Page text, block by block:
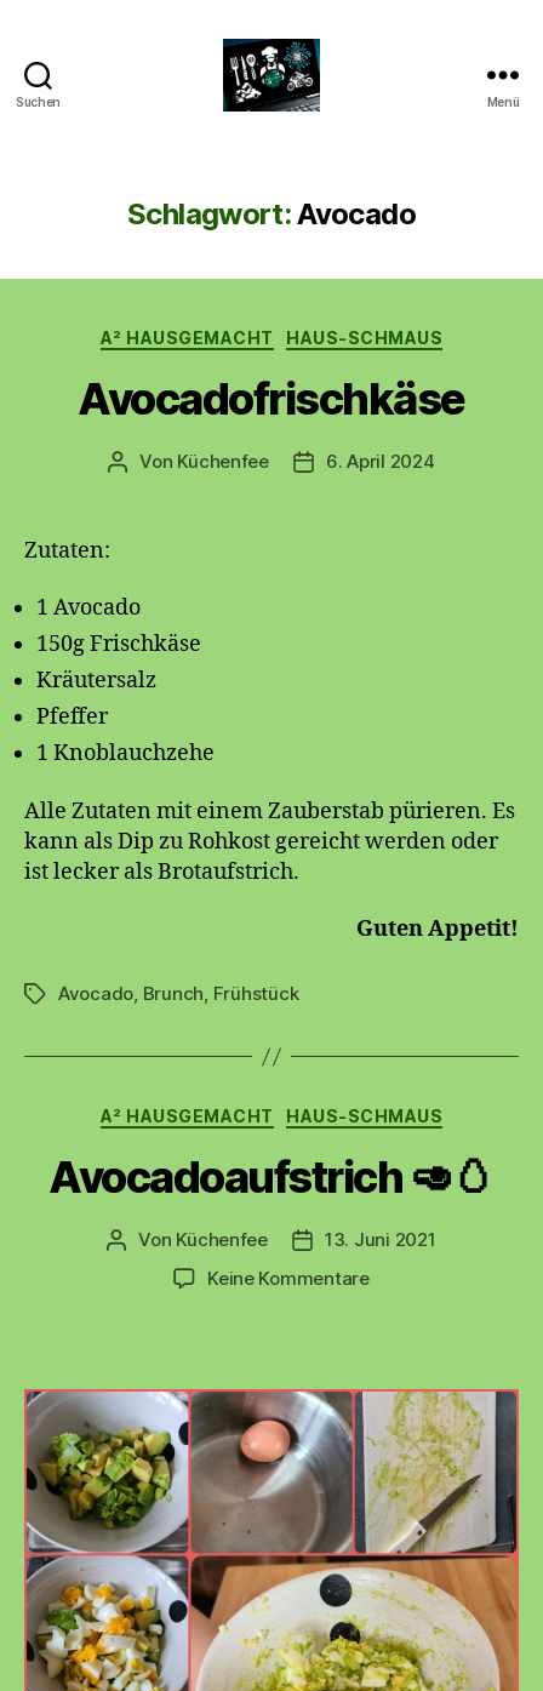
Suchen Menü
Schlagwort:Avocado
Kategorien
A² HAUSGEMACHT HAUS-SCHMAUS
Avocadofrischkäse
Beitragsautor
Von Küchenfee Beitragsdatum
6. April 2024
Zutaten:
1 Avocado
150g Frischkäse
Kräutersalz
Pfeffer
1 Knoblauchzehe
Alle Zutaten mit einem Zauberstab pürieren. Es
kann als Dip zu Rohkost gereicht werden oder
ist lecker als Brotaufstrich.
Guten Appetit!
Schlagwörter
Avocado, Brunch, Frühstück
Kategorien
A² HAUSGEMACHT HAUS-SCHMAUS
Avocadoaufstrich 🥑🥚
Beitragsautor
Von Küchenfee Beitragsdatum
13. Juni 2021
Keine Kommentarezu